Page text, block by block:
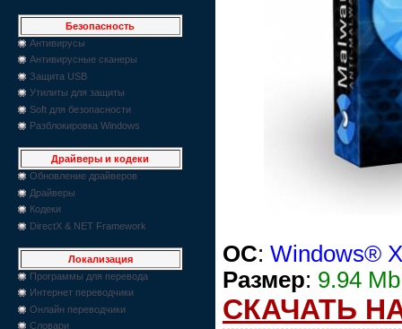
Безопасность
Антивирусы
Антивирусные сканеры
Защита USB
Утилиты для защиты
Soft для безопасности
Разблокировка Windows
Драйверы и кодеки
Обновление драйверов
Драйверы
Кодеки
DirectX & NET Framework
Локализация
Программы для перевода
Интернет переводчики
Онлайн переводчики
Словари
OC: Windows®
Размер: 9.94 Mb
СКАЧАТЬ